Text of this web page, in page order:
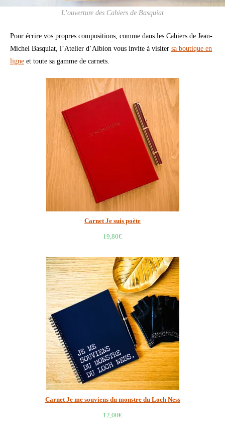
L’ouverture des Cahiers de Basquiat
Pour écrire vos propres compositions, comme dans les Cahiers de Jean-
Michel Basquiat, l’Atelier d’Albion vous invite à visiter sa boutique en
ligne et toute sa gamme de carnets.
Carnet Je suis poète
19,80€
Carnet Je me souviens du monstre du Loch Ness
12,00€